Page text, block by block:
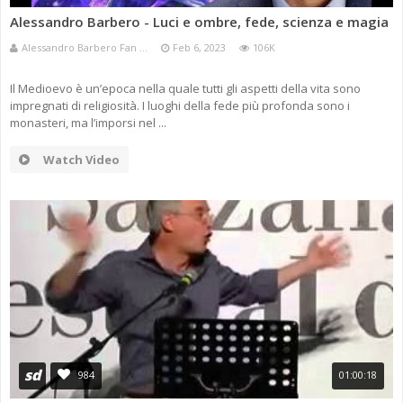
Alessandro Barbero - Luci e ombre, fede, scienza e magia
Alessandro Barbero Fan ... Feb 6, 2023 106K
Il Medioevo è un’epoca nella quale tutti gli aspetti della vita sono
impregnati di religiosità. I luoghi della fede più profonda sono i
monasteri, ma l’imporsi nel ...
Watch Video
sd 984 01:00:18